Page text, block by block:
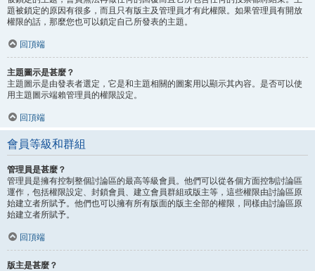
題被鎖定的原因有很多，而且只有版主及管理員才有此權限。如果管理員有開放
權限的話，那麼您也可以鎖定自己所發表的主題。
回頂端
主題圖示是甚麼？
主題圖示是由發表者選定，它是和主題相關的圖案用以顯示其內容。是否可以使
用主題圖示端賴管理員的權限設定。
回頂端
會員等級和群組
管理員是甚麼？
管理員是擁有控制整個討論區的最高等級會員。他們可以從各個方面控制討論區
運作，包括權限設定、封鎖會員、建立會員群組或版主等，這些權限由討論區原
始建立者所賦予。他們也可以擁有所有版面的版主全部的權限，同樣由討論區原
始建立者所賦予。
回頂端
版主是甚麼？